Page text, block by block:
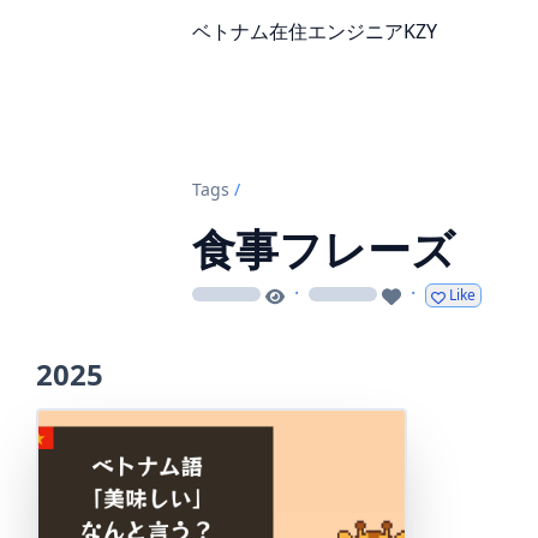
ベトナム在住エンジニアKZY
Tags /
食事フレーズ
loading · loading · Like
2025